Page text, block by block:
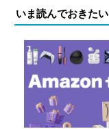
いま読んでおきたい